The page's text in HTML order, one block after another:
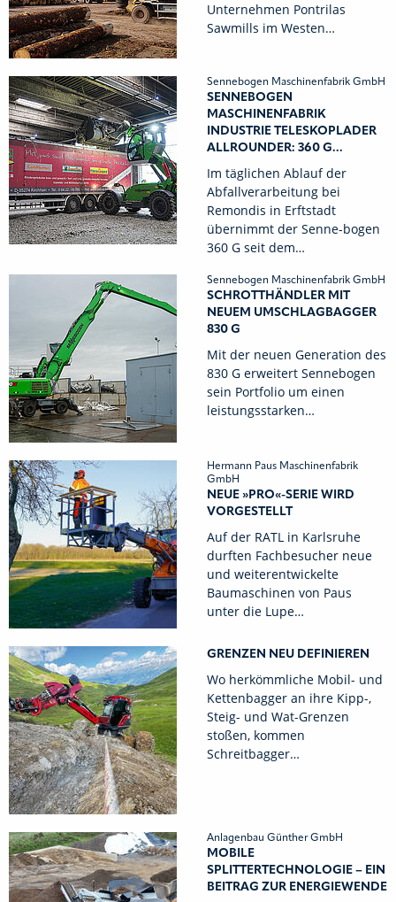
Unternehmen Pontrilas
Sawmills im Westen…
Sennebogen Maschinenfabrik GmbH
SENNEBOGEN
MASCHINENFABRIK
INDUSTRIE TELESKOPLADER
ALLROUNDER: 360 G...
Im täglichen Ablauf der
Abfallverarbeitung bei
Remondis in Erftstadt
übernimmt der Senne-bogen
360 G seit dem…
Sennebogen Maschinenfabrik GmbH
SCHROTTHÄNDLER MIT
NEUEM UMSCHLAGBAGGER
830 G
Mit der neuen Generation des
830 G erweitert Sennebogen
sein Portfolio um einen
leistungsstarken…
Hermann Paus Maschinenfabrik
GmbH
NEUE »PRO«-SERIE WIRD
VORGESTELLT
Auf der RATL in Karlsruhe
durften Fachbesucher neue
und weiterentwickelte
Baumaschinen von Paus
unter die Lupe…
GRENZEN NEU DEFINIEREN
Wo herkömmliche Mobil- und
Kettenbagger an ihre Kipp-,
Steig- und Wat-Grenzen
stoßen, kommen
Schreitbagger…
Anlagenbau Günther GmbH
MOBILE
SPLITTERTECHNOLOGIE – EIN
BEITRAG ZUR ENERGIEWENDE